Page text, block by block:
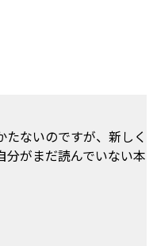
ないのですが、新しく
がまだ読んでいない本